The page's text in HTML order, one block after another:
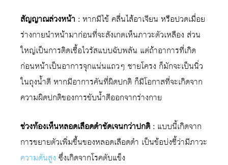
สัญญาณล่วงหน้า :หากมีไข้ คลื่นไส้อาเจียน หรือปวดเมื่อย
ร่างกายนำหน้ามาก่อนที่จะสังเกตเห็นภาวะตัวเหลือง ส่วน
ใหญ่เป็นการติดเชื้อไวรัสแบบฉับพลัน แต่ถ้าอาการที่เกิด
ก่อนหน้าเป็นอาการจุกแน่นแถวๆ ชายโครง ก็มักจะเป็นนิ่ว
ในถุงน้ำดี หากมีอาการคันที่ผิดปกติ ก็มีโอกาสที่จะเกิดจาก
ความผิดปกติของการขับน้ำดีออกจากร่างกาย
ช่วงท้องเห็นหลอดเลือดดำชัดเจนกว่าปกติ : แบบนี้เกิดจาก
การขยายตัวเพิ่มขึ้นของหลอดเลือดดำ เป็นข้อบ่งชี้ว่ามีภาวะ
ความดันสูง ซึ่งเกิดจากโรคตับแข็ง